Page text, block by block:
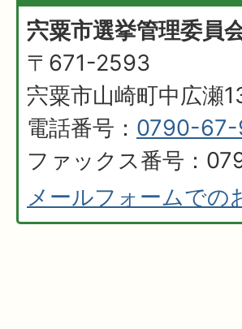
宍粟市選挙管理委員
〒671-2593
宍粟市山崎町中広瀬
電話番号： 0790-
ファックス番号：
メールフォームでの